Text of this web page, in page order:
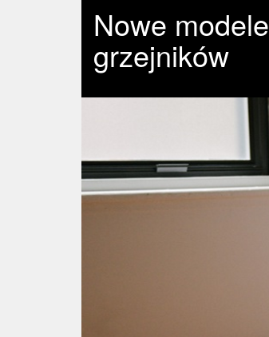
Nowe modele
grzejników